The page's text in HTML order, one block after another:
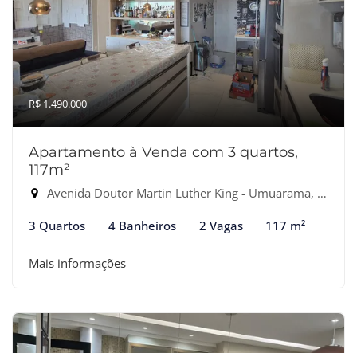
R$ 1.490.000
Apartamento à Venda com 3 quartos,
117m²
Avenida Doutor Martin Luther King - Umuarama, Osasco-SP
3 Quartos 4 Banheiros 2 Vagas 117 m²
Mais informações